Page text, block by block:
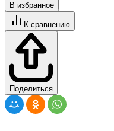
В избранное
К сравнению
Поделиться